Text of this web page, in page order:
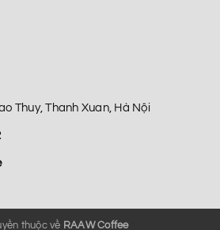
Thuy, Thanh Xuan, Hà Nội
thuộc về RAAW Coffee